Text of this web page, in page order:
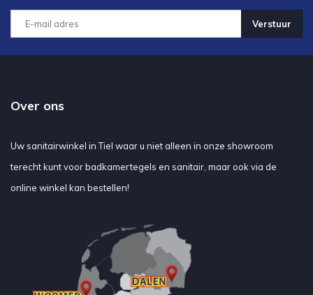
Verstuur
Over ons
Uw sanitairwinkel in Tiel waar u niet alleen in onze showroom
terecht kunt voor badkamertegels en sanitair, maar ook via de
online winkel kan bestellen!